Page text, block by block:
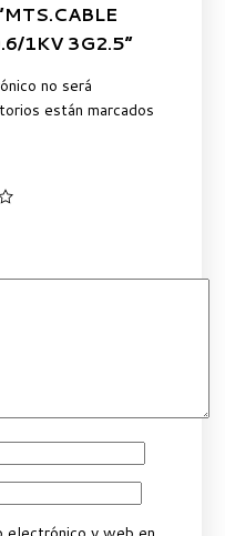
1KV 3G2.5”
no será
están marcados